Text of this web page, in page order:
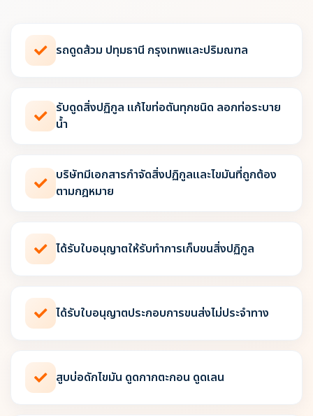
รถดูดส้วม ปทุมธานี กรุงเทพและปริมณฑล
รับดูดสิ่งปฏิกูล แก้ไขท่อตันทุกชนิด ลอกท่อระบาย
น้ำ
บริษัทมีเอกสารกำจัดสิ่งปฏิกูลและไขมันที่ถูกต้อง
ตามกฎหมาย
ได้รับใบอนุญาตให้รับทำการเก็บขนสิ่งปฏิกูล
ได้รับใบอนุญาตประกอบการขนส่งไม่ประจำทาง
สูบบ่อดักไขมัน ดูดกากตะกอน ดูดเลน